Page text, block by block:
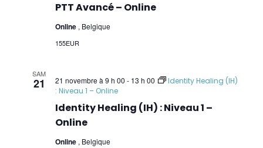
PTT Avancé – Online
Online , Belgique
155EUR
SAM
21
Identity Healing (IH) : Niveau 1 –
Online
21 novembre à 9 h 00 - 13 h 00
Identity Healing (IH)
: Niveau 1 – Online
Online , Belgique